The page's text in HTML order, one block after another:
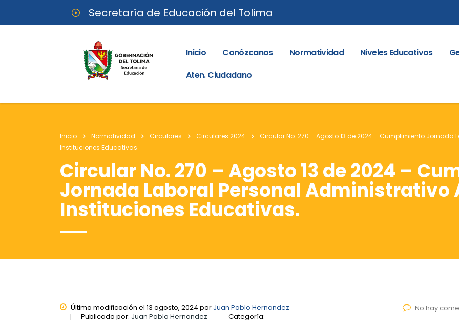
Secretaría de Educación del Tolima
Inicio Conózcanos Normatividad Niveles Educativos
Aten. Ciudadano
Inicio Normatividad Circulares Circulares 2024
Circular No. 270 – Agosto 13 de 2024 – Cumplimiento Jornada
Instituciones Educativas.
Circular No. 270 – Agosto 13 de 2024 –
Jornada Laboral Personal Administrativo
Instituciones Educativas.
Última modificación el 13 agosto, 2024 por Juan Pablo Hernandez
Publicado por: Juan Pablo Hernandez Categoría:
No hay